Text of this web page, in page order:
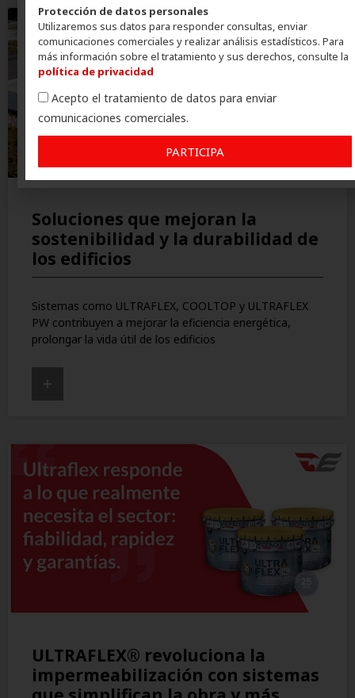
Soluciones que mejoran la
sostenibilidad y la durabilidad de
los edificios
Sistemas como ULTRAFLEX, COOLTOP y ULTRAFLEX
PW contribuyen a mejorar la eficiencia energética,
prolongar la vida útil de los edificios
+
ULTRAFLEX® revoluciona la
impermeabilización con sistemas
Protección de datos personales
Utilizaremos sus datos para responder consultas, enviar
comunicaciones comerciales y realizar análisis estadísticos. Para
más información sobre el tratamiento y sus derechos, consulte la
política de privacidad
Acepto el tratamiento de datos para enviar
comunicaciones comerciales.
PARTICIPA